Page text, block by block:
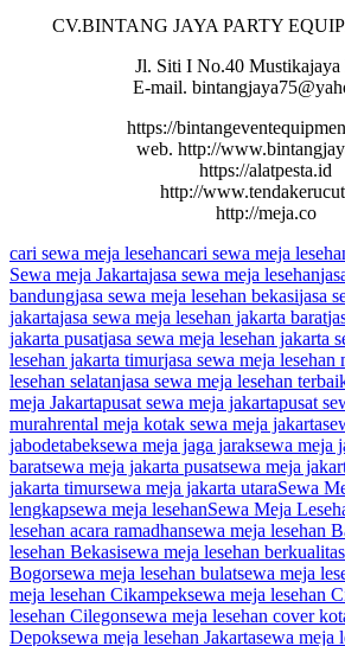
CV.BINTANG JAYA PARTY
Jl. Siti I No.40 Mustikajaya
E-mail.
https://
web. http://
https://alatpesta.id
http://
http://meja.co
cari sewa meja lesehancari sewa meja
Sewa meja Jakartajasa sewa meja lesehan
bandungjasa sewa meja lesehan bekasijasa
jakartajasa sewa meja lesehan jakarta barat
jakarta pusatjasa sewa meja lesehan jakarta
lesehan jakarta timurjasa sewa meja lesehan
lesehan selatanjasa sewa meja lesehan
meja Jakartapusat sewa meja jakartapusat
murahrental meja kotak sewa meja jakarta
jabodetabeksewa meja jaga jaraksewa meja
baratsewa meja jakarta pusatsewa meja
jakarta timursewa meja jakarta utaraSewa
lengkapsewa meja lesehanSewa Meja
lesehan acara ramadhansewa meja lesehan
lesehan Bekasisewa meja lesehan berkualitas
Bogorsewa meja lesehan bulatsewa meja
meja lesehan Cikampeksewa meja lesehan
lesehan Cilegonsewa meja lesehan cover
Depoksewa meja lesehan Jakartasewa meja